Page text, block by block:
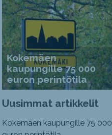
Kokemäen
kaupungille 75 000
euron perintötila
Uusimmat artikkelit
Kokemäen kaupungille 75 000